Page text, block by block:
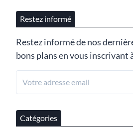
Restez informé
Restez informé de nos
bons plans en vous
Catégories